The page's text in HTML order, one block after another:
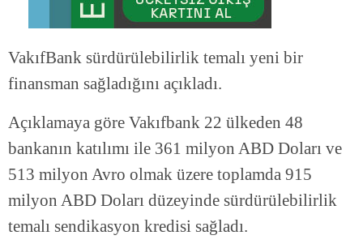
VakıfBank sürdürülebilirlik temalı yeni bir
finansman sağladığını açıkladı.
Açıklamaya göre Vakıfbank 22 ülkeden 48
bankanın katılımı ile 361 milyon ABD Doları ve
513 milyon Avro olmak üzere toplamda 915
milyon ABD Doları düzeyinde sürdürülebilirlik
temalı sendikasyon kredisi sağladı.